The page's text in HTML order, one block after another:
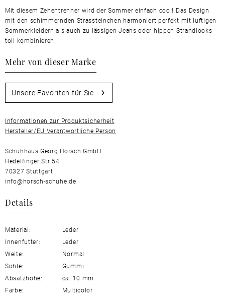
Mit diesem Zehentrenner wird der Sommer einfach cool! Das Design
mit den schimmernden Strassteinchen harmoniert perfekt mit luftigen
Sommerkleidern als auch zu lässigen Jeans oder hippen Strandlooks
toll kombinieren.
Mehr von dieser Marke
Unsere Favoriten für Sie
Informationen zur Produktsicherheit
Hersteller/EU Verantwortliche Person
Schuhhaus Georg Horsch GmbH
Hedelfinger Str 54
70327 Stuttgart
info@horsch-schuhe.de
Details
Material:
Leder
Innenfutter:
Leder
Weite:
Normal
Sohle:
Gummi
Absatzhöhe:
ca. 10 mm
Farbe:
Multicolor